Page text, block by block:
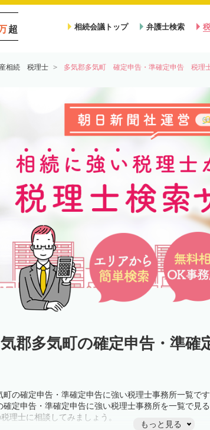
超 相続会議トップ 弁護士検索
相続 税理士 多気郡多気町 確定申告・準確定申告 税理
郡多気町の確定申告・準確
町の確定申告・準確定申告に強い税理士事務所一覧で
確定申告・準確定申告に強い税理士事務所を一覧で見
理士に相談してみましょう。
もっと見る